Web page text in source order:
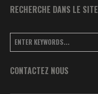
RECHERCHE DANS LE SITE
CONTACTEZ NOUS